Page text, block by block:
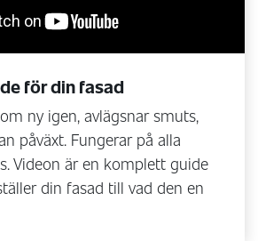
för din fasad
ny igen, avlägsnar smuts,
påväxt. Fungerar på alla
Videon är en komplett guide
din fasad till vad den en